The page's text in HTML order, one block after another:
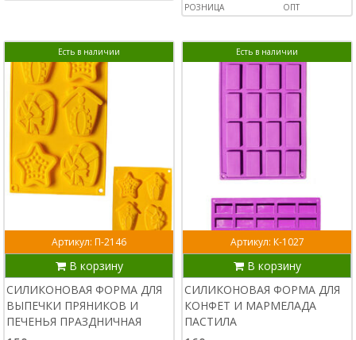
РОЗНИЦА ОПТ
Есть в наличии
Артикул: П-2146
В корзину
СИЛИКОНОВАЯ ФОРМА ДЛЯ
ВЫПЕЧКИ ПРЯНИКОВ И
ПЕЧЕНЬЯ ПРАЗДНИЧНАЯ
Есть в наличии
Артикул: К-1027
В корзину
СИЛИКОНОВАЯ ФОРМА ДЛЯ
КОНФЕТ И МАРМЕЛАДА
ПАСТИЛА